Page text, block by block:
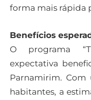
forma mais rápida
Benefícios
O programa
expectativa
Parnamirim.
habitantes, a